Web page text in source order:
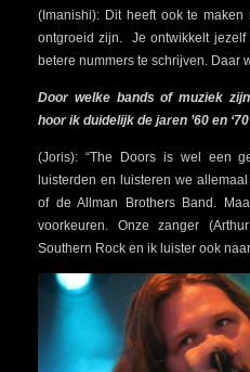
(Imanishi): Dit heeft ook te
ontgroeid zijn. Je ontwikkelt
betere nummers te schrijven. Daar
Door welke bands of muziek
hoor ik duidelijk de jaren ’60 en
(Joris): “The Doors is wel een
luisterden en luisteren we
of de Allman Brothers Band.
voorkeuren. Onze zanger
Southern Rock en ik luister ook